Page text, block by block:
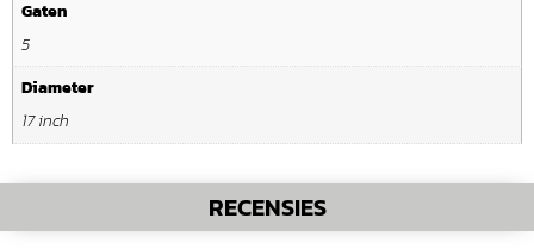
Gaten
5
Diameter
17 inch
RECENSIES